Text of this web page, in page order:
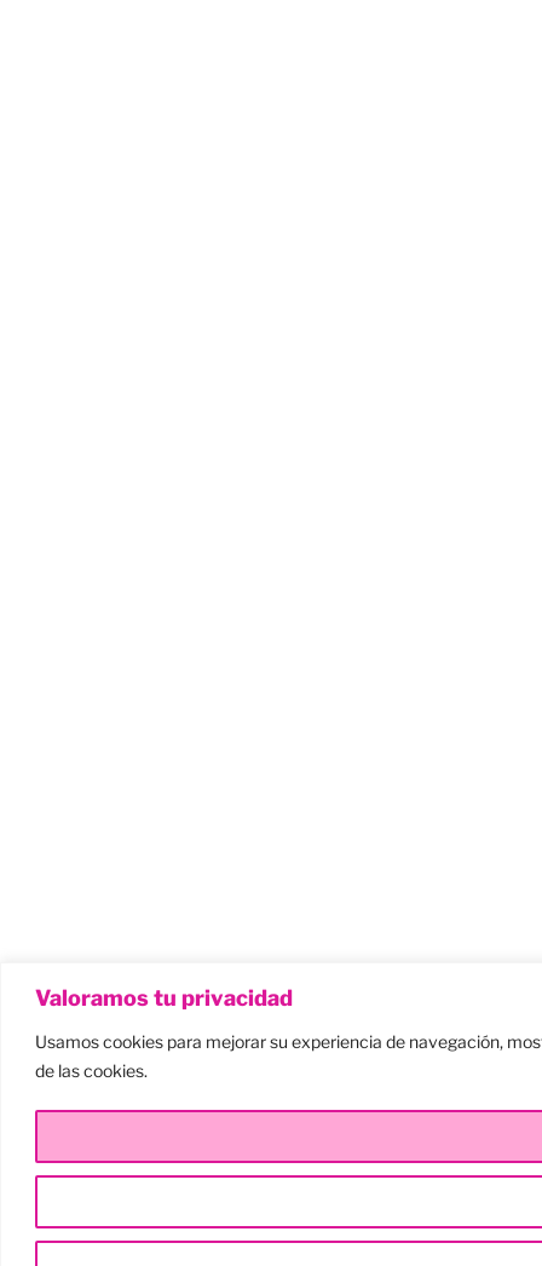
Valoramos tu privacidad
Usamos cookies para mejorar su experiencia de navegación,
de las cookies.